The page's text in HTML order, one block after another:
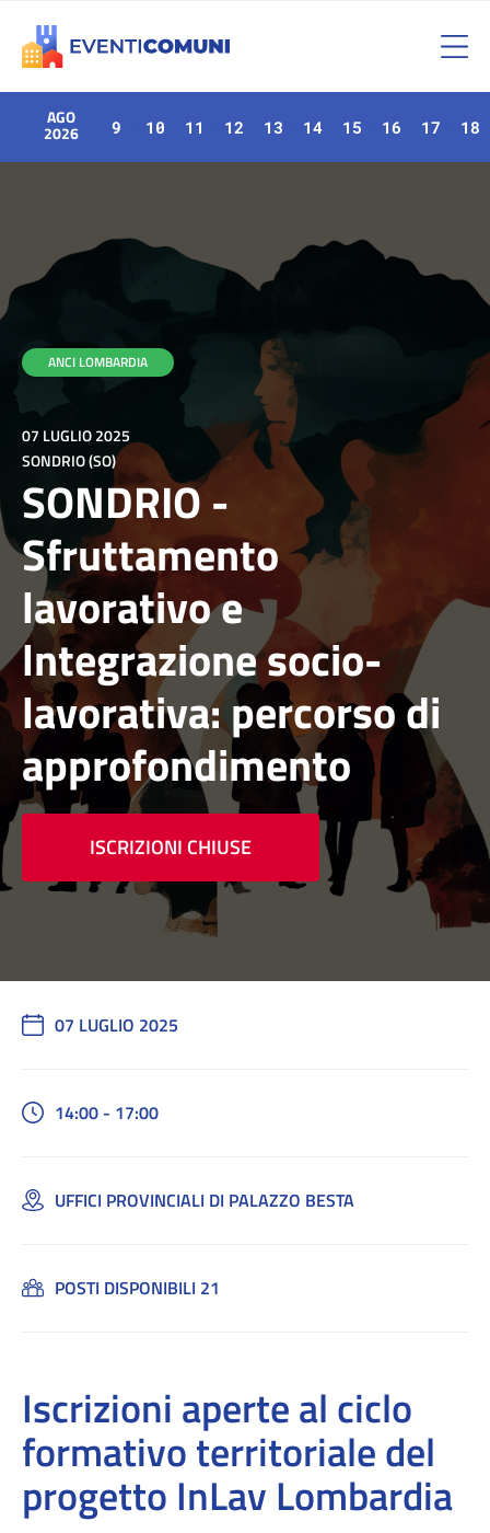
AGO
2026 9 10 11 12 13 14 15 16 17 18
ANCI LOMBARDIA
07 LUGLIO 2025
SONDRIO (SO)
SONDRIO -
Sfruttamento
lavorativo e
lntegrazione socio-
lavorativa: percorso di
approfondimento
ISCRIZIONI CHIUSE
07 LUGLIO 2025
14:00 - 17:00
UFFICI PROVINCIALI DI PALAZZO BESTA
POSTI DISPONIBILI 21
Iscrizioni aperte al ciclo
formativo territoriale del
progetto InLav Lombardia